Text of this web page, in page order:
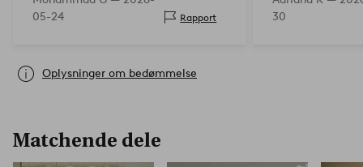
05-24
Rapport
begejstret
30
Oplysninger om bedømmelse
Matchende dele